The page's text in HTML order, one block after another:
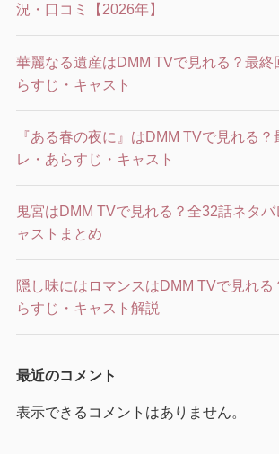
況・口コミ【2026年】
華麗なる遺産はDMM TVで見れる？最終
らすじ・キャスト
『ある春の夜に』はDMM TVで見れる
レ・あらすじ・キャスト
鬼宮はDMM TVで見れる？全32話ネタ
ャストまとめ
隠し味にはロマンスはDMM TVで見れる
らすじ・キャスト解説
最近のコメント
表示できるコメントはありません。